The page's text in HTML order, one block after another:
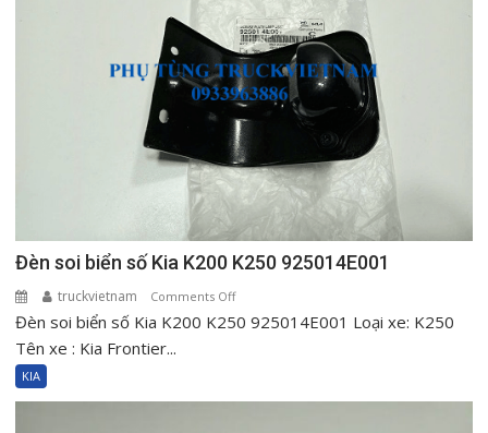
Đèn soi biển số Kia K200 K250 925014E001
truckvietnam Comments Offon
Đèn
Đèn soi biển số Kia K200 K250 925014E001 Loại xe: K250
Tên xe : Kia Frontier...
KIA